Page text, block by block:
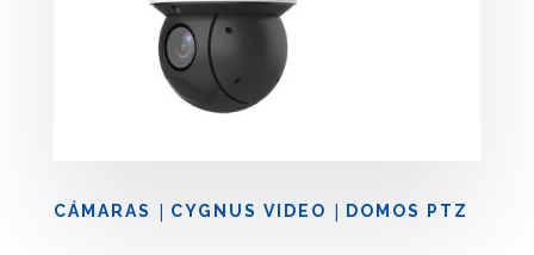
CÁMARAS | CYGNUS VIDEO | DOMOS PTZ